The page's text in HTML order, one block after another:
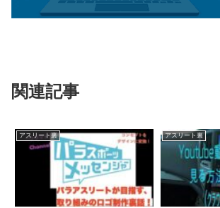
関連記事
アスリート裏 アスリート裏